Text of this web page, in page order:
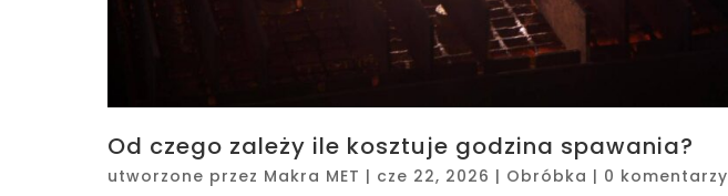
Od czego zależy ile kosztuje godzina spawania?
utworzone przez Makra MET | cze 22, 2026 | Obróbka | 0 komentarzy